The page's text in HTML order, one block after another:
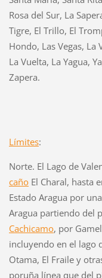
Rosa del Sur, La
Tigre, El Trillo, El
Hondo, Las Vegas, La
La Vuelta, La Yagua,
Zapera.
Límites:
Norte. El Lago de
cañoEl Charal, hasta
Estado Aragua por
Aragua partiendo del
Cachicamo, por
incluyendo en el lago
Otama, El Fraile y
poruña línea que del